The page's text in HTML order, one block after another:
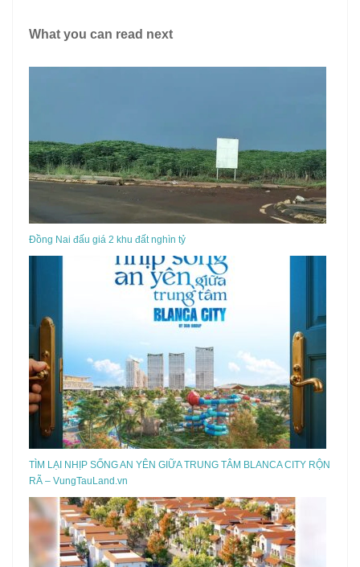
What you can read next
Đồng Nai đấu giá 2 khu đất nghìn tỷ
TÌM LẠI NHỊP SỐNG AN YÊN GIỮA TRUNG TÂM BLANCA CITY RỘN
RÃ – VungTauLand.vn